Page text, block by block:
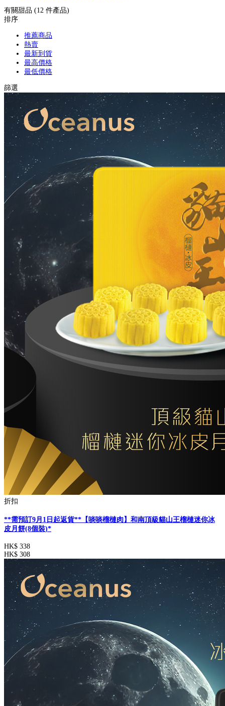
有關甜品 (12 件產品)
排序
推薦商品
熱賣
最新到貨
最高價格
最低價格
篩選
折扣
**需預訂9月1日起返貨**【啖啖榴槤肉】和南頂級貓山王榴槤迷你冰
皮月餅(8個裝)*
HK$ 338
HK$ 308